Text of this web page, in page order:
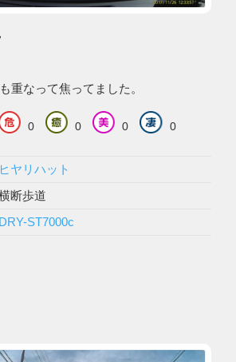
重なって焦ってました。
0 0 0 0
ヒヤリハット
断歩道
DRY-ST7000c